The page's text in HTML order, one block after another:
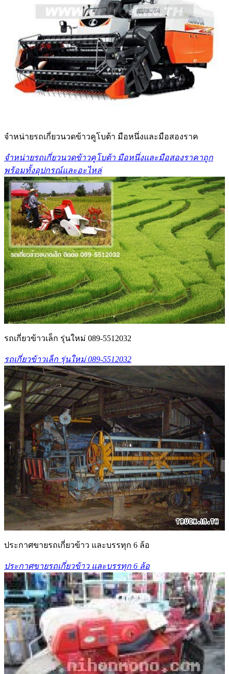
จำหน่ายรถเกี่ยวนวดข้าวคูโบต้า มือหนึ่งและมือสองราค
จำหน่ายรถเกี่ยวนวดข้าวคูโบต้า มือหนึ่งและมือสองราคาถูก
พร้อมทั้งอุปกรณ์และอะไหล่
รถเกี่ยวข้าวเล็ก รุ่นใหม่ 089-5512032
รถเกี่ยวข้าวเล็ก รุ่นใหม่ 089-5512032
ประกาศขายรถเกี่ยวข้าว และบรรทุก 6 ล้อ
ประกาศขายรถเกี่ยวข้าว และบรรทุก 6 ล้อ